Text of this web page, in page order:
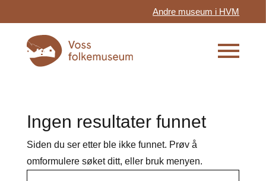
Andre museum i HVM
Ingen resultater funnet
Siden du ser etter ble ikke funnet. Prøv å
omformulere søket ditt, eller bruk menyen.